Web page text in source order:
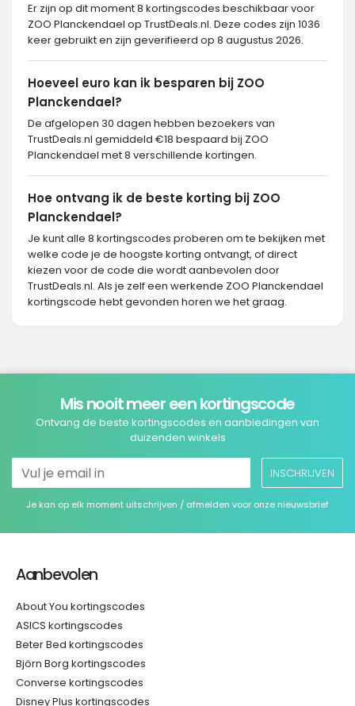
Er zijn op dit moment 8 kortingscodes beschikbaar voor
ZOO Planckendael op TrustDeals.nl. Deze codes zijn 1036
keer gebruikt en zijn geverifieerd op 8 augustus 2026.
Hoeveel euro kan ik besparen bij ZOO
Planckendael?
De afgelopen 30 dagen hebben bezoekers van
TrustDeals.nl gemiddeld €18 bespaard bij ZOO
Planckendael met 8 verschillende kortingen.
Hoe ontvang ik de beste korting bij ZOO
Planckendael?
Je kunt alle 8 kortingscodes proberen om te bekijken met
welke code je de hoogste korting ontvangt, of direct
kiezen voor de code die wordt aanbevolen door
TrustDeals.nl. Als je zelf een werkende ZOO Planckendael
kortingscode hebt gevonden horen we het graag.
Mis nooit meer een kortingscode
Ontvang de beste kortingscodes en aanbiedingen van
duizenden winkels
INSCHRIJVEN
Je kan op elk moment uitschrijven / afmelden voor onze nieuwsbrief
Aanbevolen
About You kortingscodes
ASICS kortingscodes
Beter Bed kortingscodes
Björn Borg kortingscodes
Converse kortingscodes
Disney Plus kortingscodes